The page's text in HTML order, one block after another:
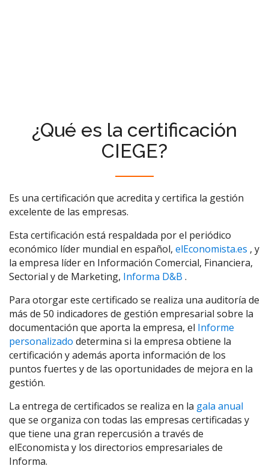
¿Qué es la certificación
CIEGE?
Es una certificación que acredita y certifica la gestión
excelente de las empresas.
Esta certificación está respaldada por el periódico
económico líder mundial en español, elEconomista.es , y
la empresa líder en Información Comercial, Financiera,
Sectorial y de Marketing, Informa D&B .
Para otorgar este certificado se realiza una auditoría de
más de 50 indicadores de gestión empresarial sobre la
documentación que aporta la empresa, el Informe
personalizado determina si la empresa obtiene la
certificación y además aporta información de los
puntos fuertes y de las oportunidades de mejora en la
gestión.
La entrega de certificados se realiza en la gala anual
que se organiza con todas las empresas certificadas y
que tiene una gran repercusión a través de
elEconomista y los directorios empresariales de
Informa.